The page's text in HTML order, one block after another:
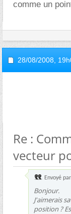
comme un
28/08/2008,
Re :
vecteur
Envoyé par
Bonjour.
J'aimerais
position ?